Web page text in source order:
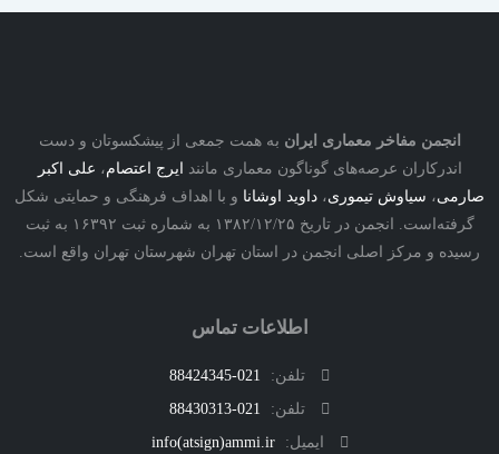
مفاخر معماری ایرانبه همت جمعی از پیشکسوتان و دست
عرصه‌های گوناگون معماری مانندایرج اعتصام،علی اکبر
،سیاوش تیموری،داوید اوشاناو با اهداف فرهنگی و حمایتی شکل
گرفته‌است. انجمن در تاریخ ۱۳۸۲/۱۲/۲۵ به شماره ثبت ۱۶۳۹۲ به ثبت
و مرکز اصلی انجمن در استان تهران شهرستان تهران واقع است.
اطلاعات تماس
تلفن:
021-88424345
تلفن:
021-88430313
ایمیل:
info(atsign)ammi.ir